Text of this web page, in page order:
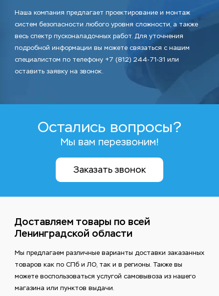
Наша компания предлагает проектирование и монтаж
систем безопасности любого уровня сложности, а также
весь спектр пусконаладочных работ. Для уточнения
подробной информации вы можете связаться с нашим
специалистом по телефону +7 (812) 244-71-31 или
оставить заявку на звонок.
Остались вопросы?
Мы вам перезвоним!
Заказать звонок
Доставляем товары по всей
Ленинградской области
Мы предлагаем различные варианты доставки заказанных
товаров как по СПб и ЛО, так и в регионы. Также вы
можете воспользоваться услугой самовывоза из нашего
магазина или пунктов выдачи.